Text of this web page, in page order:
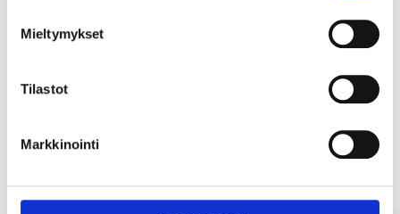
Mieltymykset
Tilastot
Markkinointi
Pay & Collect in your local store within 2 hours!
Other customers also bought